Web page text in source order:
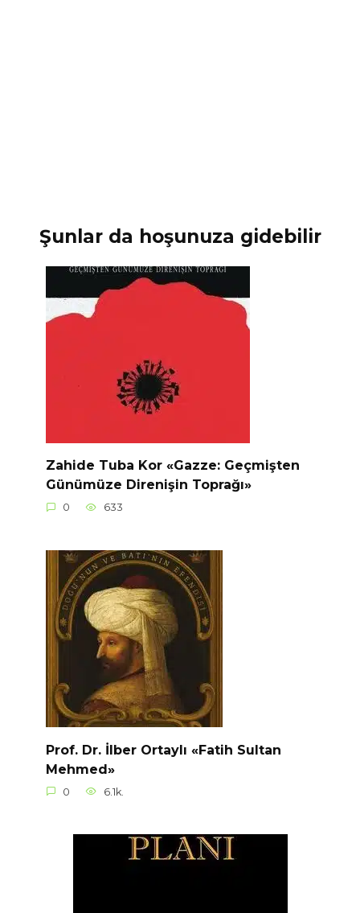
Şunlar da hoşunuza gidebilir
Zahide Tuba Kor «Gazze: Geçmişten
Günümüze Direnişin Toprağı»
0 633
Prof. Dr. İlber Ortaylı «Fatih Sultan
Mehmed»
0 6.1k.